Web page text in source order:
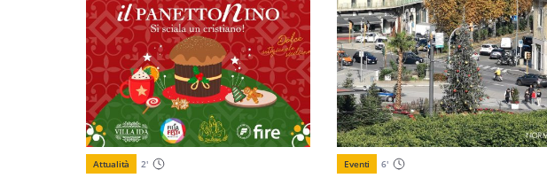
Attualità 2' Eventi 6'